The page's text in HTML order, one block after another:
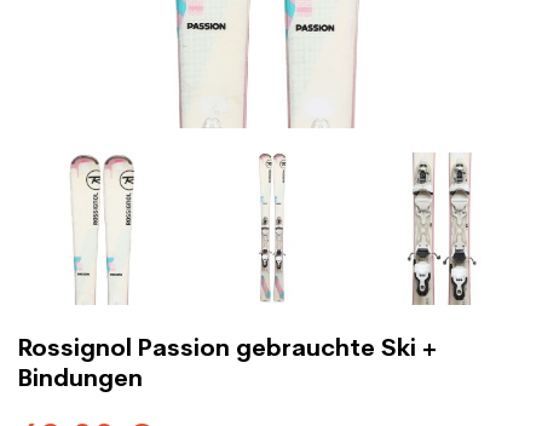
Rossignol Passion gebrauchte Ski +
Bindungen